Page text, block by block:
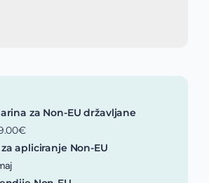
za Non-EU državljane
apliciranje Non-EU